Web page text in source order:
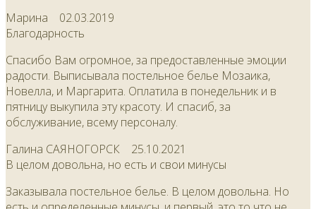
Марина 02.03.2019
Благодарность
Спасибо Вам огромное, за предоставленные эмоции
радости. Выписывала постельное белье Мозаика,
Новелла, и Маргарита. Оплатила в понедельник и в
пятницу выкупила эту красоту. И спасиб, за
обслуживание, всему персоналу.
Галина САЯНОГОРСК 25.10.2021
В целом довольна, но есть и свои минусы
Заказывала постельное белье. В целом довольна. Но